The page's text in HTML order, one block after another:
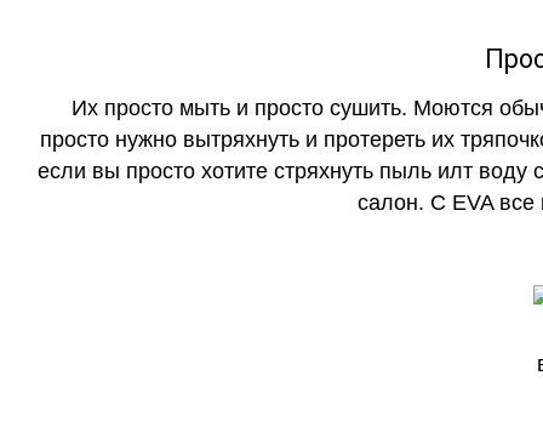
Их просто мыть и просто сушить. Моются
просто нужно вытряхнуть и протереть их
если вы просто хотите стряхнуть пыль илт воду
салон. С EVA все